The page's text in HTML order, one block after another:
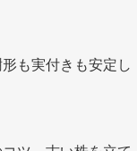
も実付きも安定し